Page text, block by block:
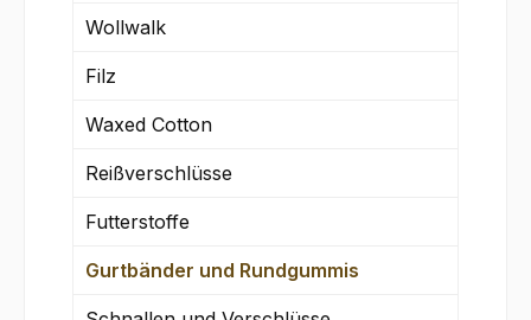
Wollwalk
Filz
Waxed Cotton
Reißverschlüsse
Futterstoffe
Gurtbänder und Rundgummis